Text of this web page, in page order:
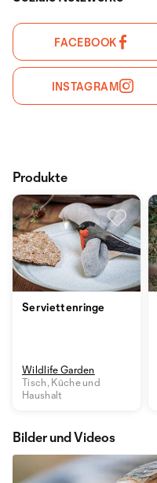
FACEBOOK
INSTAGRAM
Serviettenringe
Wildlife Garden
Tisch, Küche und
Haushalt
Produkte
Bilder und Videos